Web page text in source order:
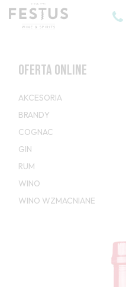
OFERTA ONLINE
AKCESORIA
BRANDY
COGNAC
GIN
RUM
WINO
WINO WZMACNIANE